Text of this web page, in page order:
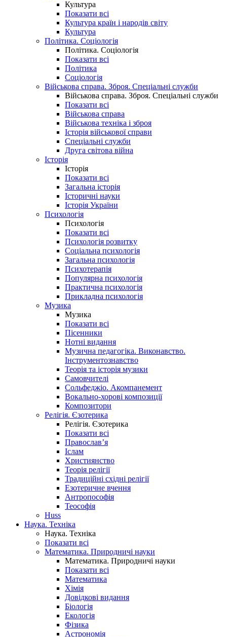
Культура
Показати всі
Культура країн і народів світу
Культура
Політика. Соціологія
Політика. Соціологія
Показати всі
Політика
Соціологія
Військова справа. Зброя. Спеціальні служби
Військова справа. Зброя. Спеціальні служби
Показати всі
Військова справа
Військова техніка і зброя
Історія військової справи
Спеціальні служби
Друга світова війна
Історія
Історія
Показати всі
Загальна історія
Історичні науки
Історія України
Психологія
Психологія
Показати всі
Психологія розвитку
Соціальна психологія
Загальна психологія
Психотерапія
Популярна психологія
Практична психологія
Прикладна психологія
Музика
Музика
Показати всі
Пісенники
Нотні видання
Музична педагогіка. Виконавство.
Інструментознавство
Теорія та історія музики
Самовчителі
Сольфеджіо. Акомпанемент
Вокально-хорові композиції
Композитори
Релігія. Єзотерика
Релігія. Єзотерика
Показати всі
Православ’я
Іслам
Християнство
Теорія релігії
Традиційні східні релігії
Езотеричне вчення
Антропософія
Теософія
Huss
Наука. Техніка
Наука. Техніка
Показати всі
Математика. Природничі науки
Математика. Природничі науки
Показати всі
Математика
Хімія
Довідкові видання
Біологія
Екологія
Фізика
Астрономія